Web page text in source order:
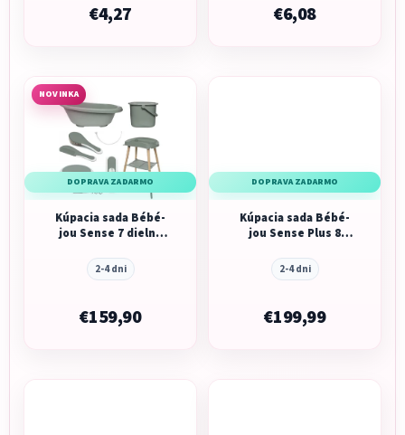
€4,27 €6,08
NOVINKA
DOPRAVA ZADARMO
Kúpacia sada Bébé-
jou Sense 7 dielna
2-4 dni
€159,90
DOPRAVA ZADARMO
Kúpacia sada Bébé-
jou Sense Plus 8
digit.
2-4 dni
€199,99